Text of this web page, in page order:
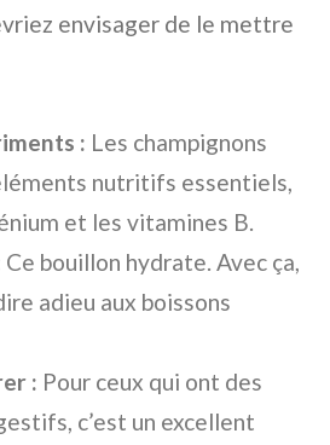
envisager de le mettre
: Les champignons
nutritifs essentiels,
et les vitamines B.
Ce bouillon hydrate. Avec ça,
adieu aux boissons
: Pour ceux qui ont des
c’est un excellent